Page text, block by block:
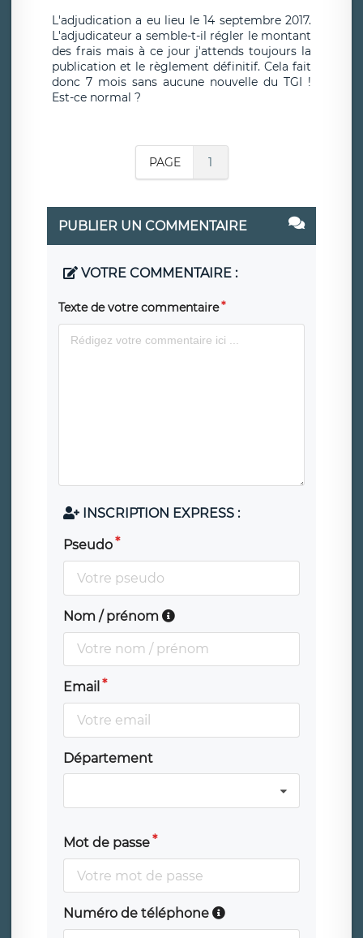
L'adjudication a eu lieu le 14 septembre 2017.
L'adjudicateur a semble-t-il régler le montant
des frais mais à ce jour j'attends toujours la
publication et le règlement définitif. Cela fait
donc 7 mois sans aucune nouvelle du TGI !
Est-ce normal ?
PAGE 1
PUBLIER UN COMMENTAIRE
VOTRE COMMENTAIRE :
Texte de votre commentaire
INSCRIPTION EXPRESS :
Pseudo
Nom / prénom
Email
Département
Mot de passe
Numéro de téléphone